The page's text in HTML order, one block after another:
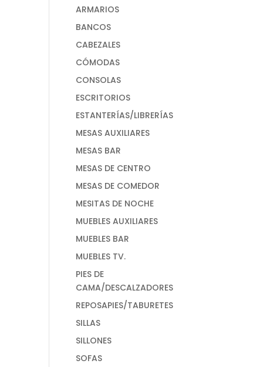
ARMARIOS
BANCOS
CABEZALES
CÓMODAS
CONSOLAS
ESCRITORIOS
ESTANTERÍAS/LIBRERÍAS
MESAS AUXILIARES
MESAS BAR
MESAS DE CENTRO
MESAS DE COMEDOR
MESITAS DE NOCHE
MUEBLES AUXILIARES
MUEBLES BAR
MUEBLES TV.
PIES DE
CAMA/DESCALZADORES
REPOSAPIES/TABURETES
SILLAS
SILLONES
SOFAS